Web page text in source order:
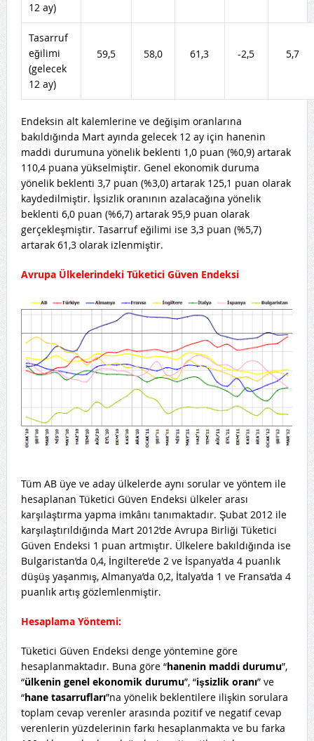
12 ay)
Tasarruf
eğilimi
(gelecek
12 ay)
59,5 58,0 61,3 -2,5 5,7
Endeksin alt kalemlerine ve değişim oranlarına
bakıldığında Mart ayında gelecek 12 ay için hanenin
maddi durumuna yönelik beklenti 1,0 puan (%0,9) artarak
110,4 puana yükselmiştir. Genel ekonomik duruma
yönelik beklenti 3,7 puan (%3,0) artarak 125,1 puan olarak
kaydedilmiştir. İşsizlik oranının azalacağına yönelik
beklenti 6,0 puan (%6,7) artarak 95,9 puan olarak
gerçekleşmiştir. Tasarruf eğilimi ise 3,3 puan (%5,7)
artarak 61,3 olarak izlenmiştir.
Avrupa Ülkelerindeki Tüketici Güven Endeksi
Tüm AB üye ve aday ülkelerde aynı sorular ve yöntem ile
hesaplanan Tüketici Güven Endeksi ülkeler arası
karşılaştırma yapma imkânı tanımaktadır. Şubat 2012 ile
karşılaştırıldığında Mart 2012’de Avrupa Birliği Tüketici
Güven Endeksi 1 puan artmıştır. Ülkelere bakıldığında ise
Bulgaristan’da 0,4, İngiltere’de 2 ve İspanya’da 4 puanlık
düşüş yaşanmış, Almanya’da 0,2, İtalya’da 1 ve Fransa’da 4
puanlık artış gözlemlenmiştir.
Hesaplama Yöntemi:
Tüketici Güven Endeksi denge yöntemine göre
hesaplanmaktadır. Buna göre “hanenin maddi durumu”,
“ülkenin genel ekonomik durumu”, “işsizlik oranı” ve
“hane tasarrufları”na yönelik beklentilere ilişkin sorulara
toplam cevap verenler arasında pozitif ve negatif cevap
verenlerin yüzdelerinin farkı hesaplanmakta ve bu farka